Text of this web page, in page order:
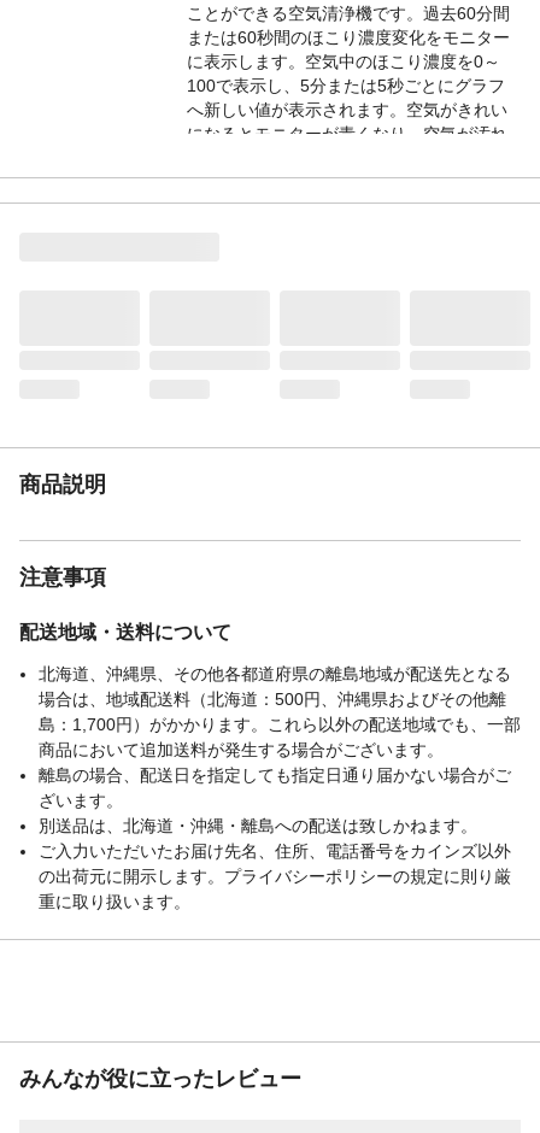
ことができる空気清浄機です。過去60分間
または60秒間のほこり濃度変化をモニター
に表示します。空気中のほこり濃度を0～
100で表示し、5分または5秒ごとにグラフ
へ新しい値が表示されます。空気がきれい
になるとモニターが青くなり、空気が汚れ
空気の状態が分かります。運転モードは静
音・標準・強・自動の4モードに、短時間運
お掃除時期やフィルター交換の時期になる
60Hz/108W)風量：静音(50Hz/1.2立方メー
(50Hz/2.9立方メートル/分・60Hz/2.9立方メ
ートル/分)/強(50Hz/3.4立方メートル/分・
60Hz/3.2立方メートル/分)/ターボ(50Hz/3.7
立方メートル/分・60Hz/3.9立方メートル/
分)
その他
用)適用床面積17畳(28平方メートル)
配送方法
軒先渡し(配送業者が商品を荷受人の家の玄
関や建物の入り口まで運び、そこで荷物を
商品サイズ(約mm)
W：400 D：168 H：536
ブランド名
アイリスオーヤマ
商品説明
注意事項
配送地域・送料について
北海道、沖縄県、その他各都道府県の離島地域が配送先となる
場合は、地域配送料（北海道：500円、沖縄県およびその他離
島：1,700円）がかかります。これら以外の配送地域でも、一部
商品において追加送料が発生する場合がございます。
離島の場合、配送日を指定しても指定日通り届かない場合がご
ざいます。
別送品は、北海道・沖縄・離島への配送は致しかねます。
ご入力いただいたお届け先名、住所、電話番号をカインズ以外
の出荷元に開示します。プライバシーポリシーの規定に則り厳
重に取り扱います。
みんなが役に立ったレビュー